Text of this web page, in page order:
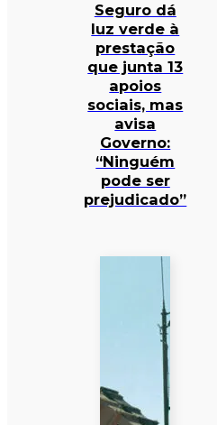
Seguro dá
luz verde à
prestação
que junta 13
apoios
sociais, mas
avisa
Governo:
“Ninguém
pode ser
prejudicado”